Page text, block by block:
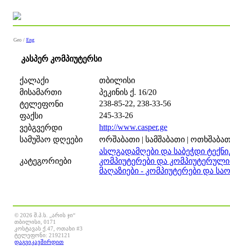
Geo / Eng
კასპერ კომპიუტერსი
ქალაქი
თბილისი
მისამართი
პეკინის ქ. 16/20
ტელეფონი
238-85-22, 238-33-56
ფაქსი
245-33-26
ვებგვერდი
http://www.casper.ge
სამუშაო დღეები
ორშაბათი | სამშაბათი |
კატეგორიები
ასლგადამღები და საბეჭდი
კომპიუტერები და
მაღაზიები - კომპიუტერები და
© 2026 შ.პ.ს. „არის ჯი“
თბილისი, 0171
კოსტავას ქ.47, ოთახი #3
ტელეფონი: 2192121
დაგვიკავშირდით